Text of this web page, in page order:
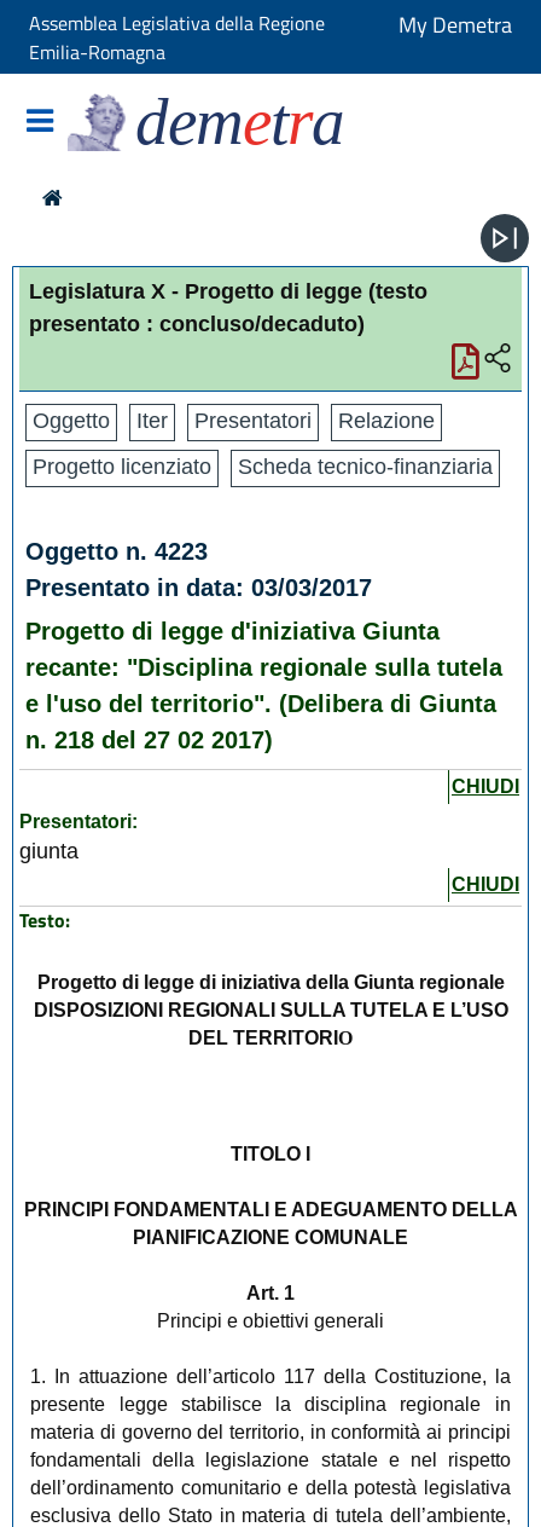
Assemblea Legislativa della Regione
Emilia-Romagna
My Demetra
demetra
Legislatura X - Progetto di legge (testo
presentato : concluso/decaduto)
Oggetto Iter Presentatori
Relazione
Progetto licenziato
Scheda tecnico-finanziaria
Oggetto n. 4223
Presentato in data: 03/03/2017
Progetto di legge d'iniziativa Giunta
recante: "Disciplina regionale sulla tutela
e l'uso del territorio". (Delibera di Giunta
n. 218 del 27 02 2017)
CHIUDI
Presentatori:
giunta
CHIUDI
Testo:
Progetto di legge di iniziativa della Giunta regionale
DISPOSIZIONI REGIONALI SULLA TUTELA E L’USO
DEL TERRITORI O
TITOLO I
PRINCIPI FONDAMENTALI E ADEGUAMENTO DELLA
PIANIFICAZIONE COMUNALE
Art. 1
Principi e obiettivi generali
1. In attuazione dell’articolo 117 della Costituzione, la
presente legge stabilisce la disciplina regionale in
materia di governo del territorio, in conformità ai principi
fondamentali della legislazione statale e nel rispetto
dell’ordinamento comunitario e della potestà legislativa
esclusiva dello Stato in materia di tutela dell’ambiente,